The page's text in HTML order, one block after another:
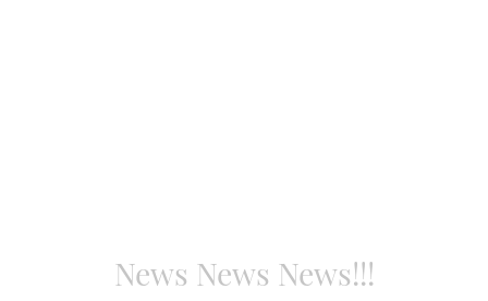
News News News!!!